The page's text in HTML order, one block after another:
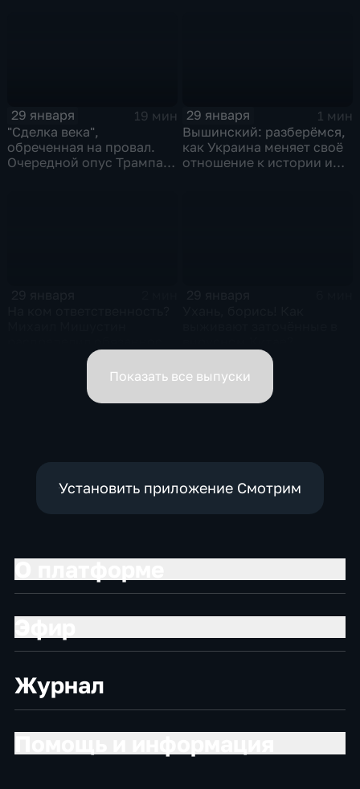
29 января
19 мин
"Сделка века",
обреченная на провал.
Очередной опус Трампа.
29 января
1 мин
Вышинский: разберёмся,
как Украина меняет своё
отношение к истории и
вице-премьеров
Показать все выпуски
Установить приложение Смотрим
Журнал